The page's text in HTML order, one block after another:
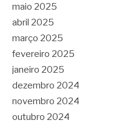
maio 2025
abril 2025
março 2025
fevereiro 2025
janeiro 2025
dezembro 2024
novembro 2024
outubro 2024